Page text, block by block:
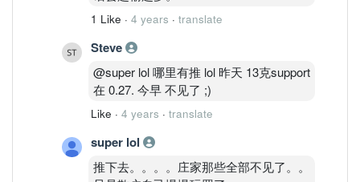
1 Like · 4 years · translate
Steve
@super lol 哪里有推 lol 昨天 13克support
在 0.27. 今早 不见了 ;)
Like · 4 years · translate
super lol
推下去。。。。庄家那些全部不见了。。